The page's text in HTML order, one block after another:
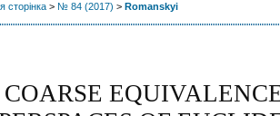
сторінка > № 84 (2017) > Romanskyi